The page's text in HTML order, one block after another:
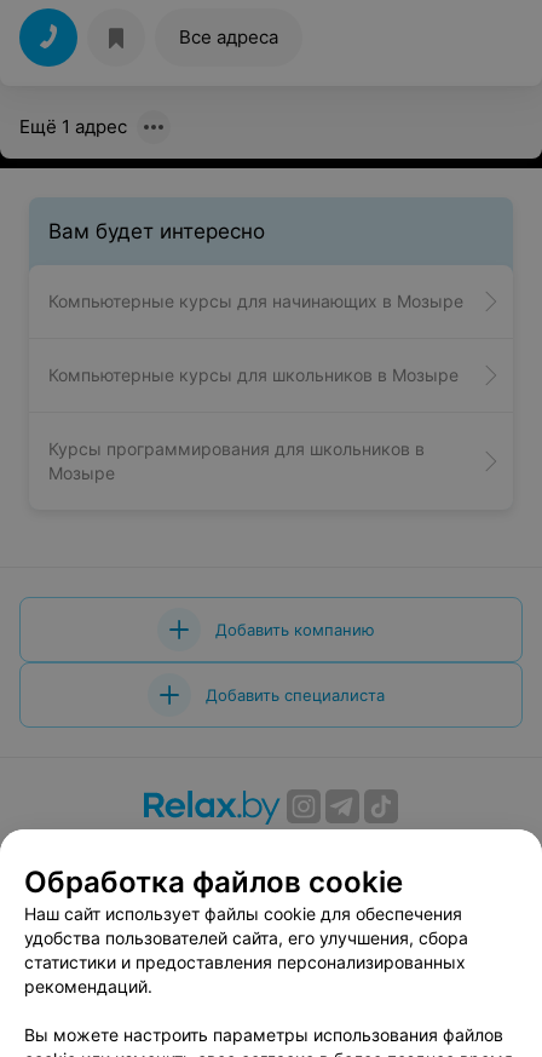
учебники и пособия. Очень довольна преподавателем.
Главное в обучении на курсах не игнорировать
полученный материал и изучать все
вовремя,выполнять все домашние задания, и
Все адреса
Ещё 1 адрес
Вам будет интересно
Компьютерные курсы для начинающих в Мозыре
Компьютерные курсы для школьников в Мозыре
Курсы программирования для школьников в
Мозыре
Добавить компанию
Добавить специалиста
Вакансии
Публичный договор
Способы оплаты
Публичный договор по использованию сервиса
«Афиша»
Пользовательское соглашение
Связаться по вопросам сотрудничества
Обработка файлов cookie
Наш сайт использует файлы cookie для обеспечения
удобства пользователей сайта, его улучшения, сбора
статистики и предоставления персонализированных
рекомендаций.
Вы можете настроить параметры использования файлов